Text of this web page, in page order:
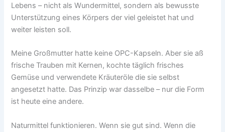
Lebens – nicht als Wundermittel, sondern als bewusste
Unterstützung eines Körpers der viel geleistet hat und
weiter leisten soll.
Meine Großmutter hatte keine OPC-Kapseln. Aber sie aß
frische Trauben mit Kernen, kochte täglich frisches
Gemüse und verwendete Kräuteröle die sie selbst
angesetzt hatte. Das Prinzip war dasselbe – nur die Form
ist heute eine andere.
Naturmittel funktionieren. Wenn sie gut sind. Wenn die